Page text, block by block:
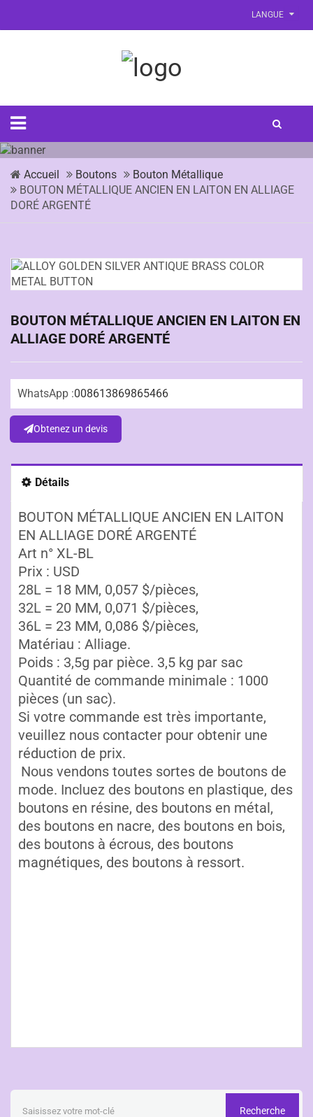
LANGUE
Accueil Boutons
Bouton Métallique
BOUTON MÉTALLIQUE ANCIEN EN LAITON EN ALLIAGE
DORÉ ARGENTÉ
BOUTON MÉTALLIQUE ANCIEN EN LAITON EN
ALLIAGE DORÉ ARGENTÉ
WhatsApp :008613869865466
Obtenez un devis
Détails
BOUTON MÉTALLIQUE ANCIEN EN LAITON
EN ALLIAGE DORÉ ARGENTÉ
Art n° XL-BL
Prix : USD
28L = 18 MM, 0,057 $/pièces,
32L = 20 MM, 0,071 $/pièces,
36L = 23 MM, 0,086 $/pièces,
Matériau : Alliage.
Poids : 3,5g par pièce. 3,5 kg par sac
Quantité de commande minimale : 1000
pièces (un sac).
Si votre commande est très importante,
veuillez nous contacter pour obtenir une
réduction de prix.
Nous vendons toutes sortes de boutons de
mode. Incluez des boutons en plastique, des
boutons en résine, des boutons en métal,
des boutons en nacre, des boutons en bois,
des boutons à écrous, des boutons
magnétiques, des boutons à ressort.
Recherche